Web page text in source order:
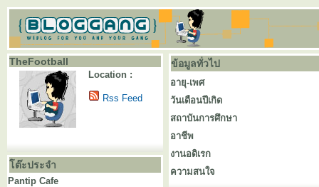
TheFootball
Location :
Rss Feed
โต๊ะประจำ
Pantip Cafe
ข้อมูลทั่วไป
อายุ-เพศ
วันเดือนปีเกิด
สถาบันการศึกษา
อาชีพ
งานอดิเรก
ความสนใจ